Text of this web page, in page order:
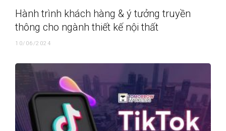
Hành trình khách hàng & ý tưởng truyền
thông cho ngành thiết kế nội thất
10/06/2024